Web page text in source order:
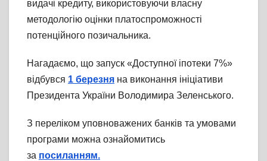
видачі кредиту, використовуючи власну
методологію оцінки платоспроможності
потенційного позичальника.
Нагадаємо, що запуск «Доступної іпотеки 7%»
відбувся 1 березня на виконання ініціативи
Президента України Володимира Зеленського.
З переліком уповноважених банків та умовами
програми можна ознайомитись
за посиланням.